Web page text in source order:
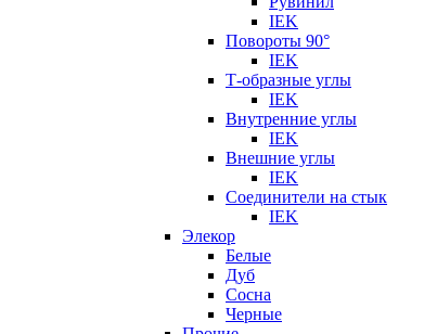
IEK
Повороты 90°
IEK
Т-образные углы
IEK
Внутренние углы
IEK
Внешние углы
IEK
Соединители на стык
IEK
Элекор
Белые
Дуб
Сосна
Черные